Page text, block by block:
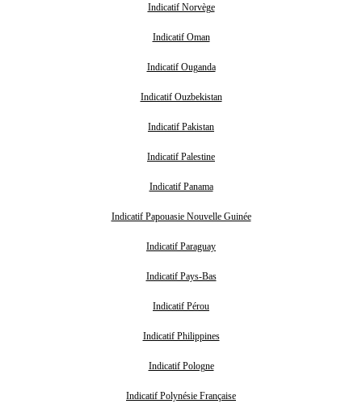
Indicatif Norvège
Indicatif Oman
Indicatif Ouganda
Indicatif Ouzbekistan
Indicatif Pakistan
Indicatif Palestine
Indicatif Panama
Indicatif Papouasie Nouvelle Guinée
Indicatif Paraguay
Indicatif Pays-Bas
Indicatif Pérou
Indicatif Philippines
Indicatif Pologne
Indicatif Polynésie Française